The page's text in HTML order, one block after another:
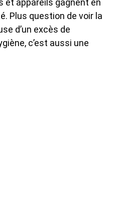
Plus question de voir la
d’un excès de
c’est aussi une